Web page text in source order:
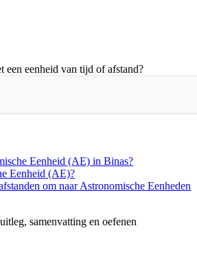
een eenheid van tijd of afstand?
Eenheid (AE) in Binas?
Eenheid (AE)?
om naar Astronomische Eenheden
samenvatting en oefenen